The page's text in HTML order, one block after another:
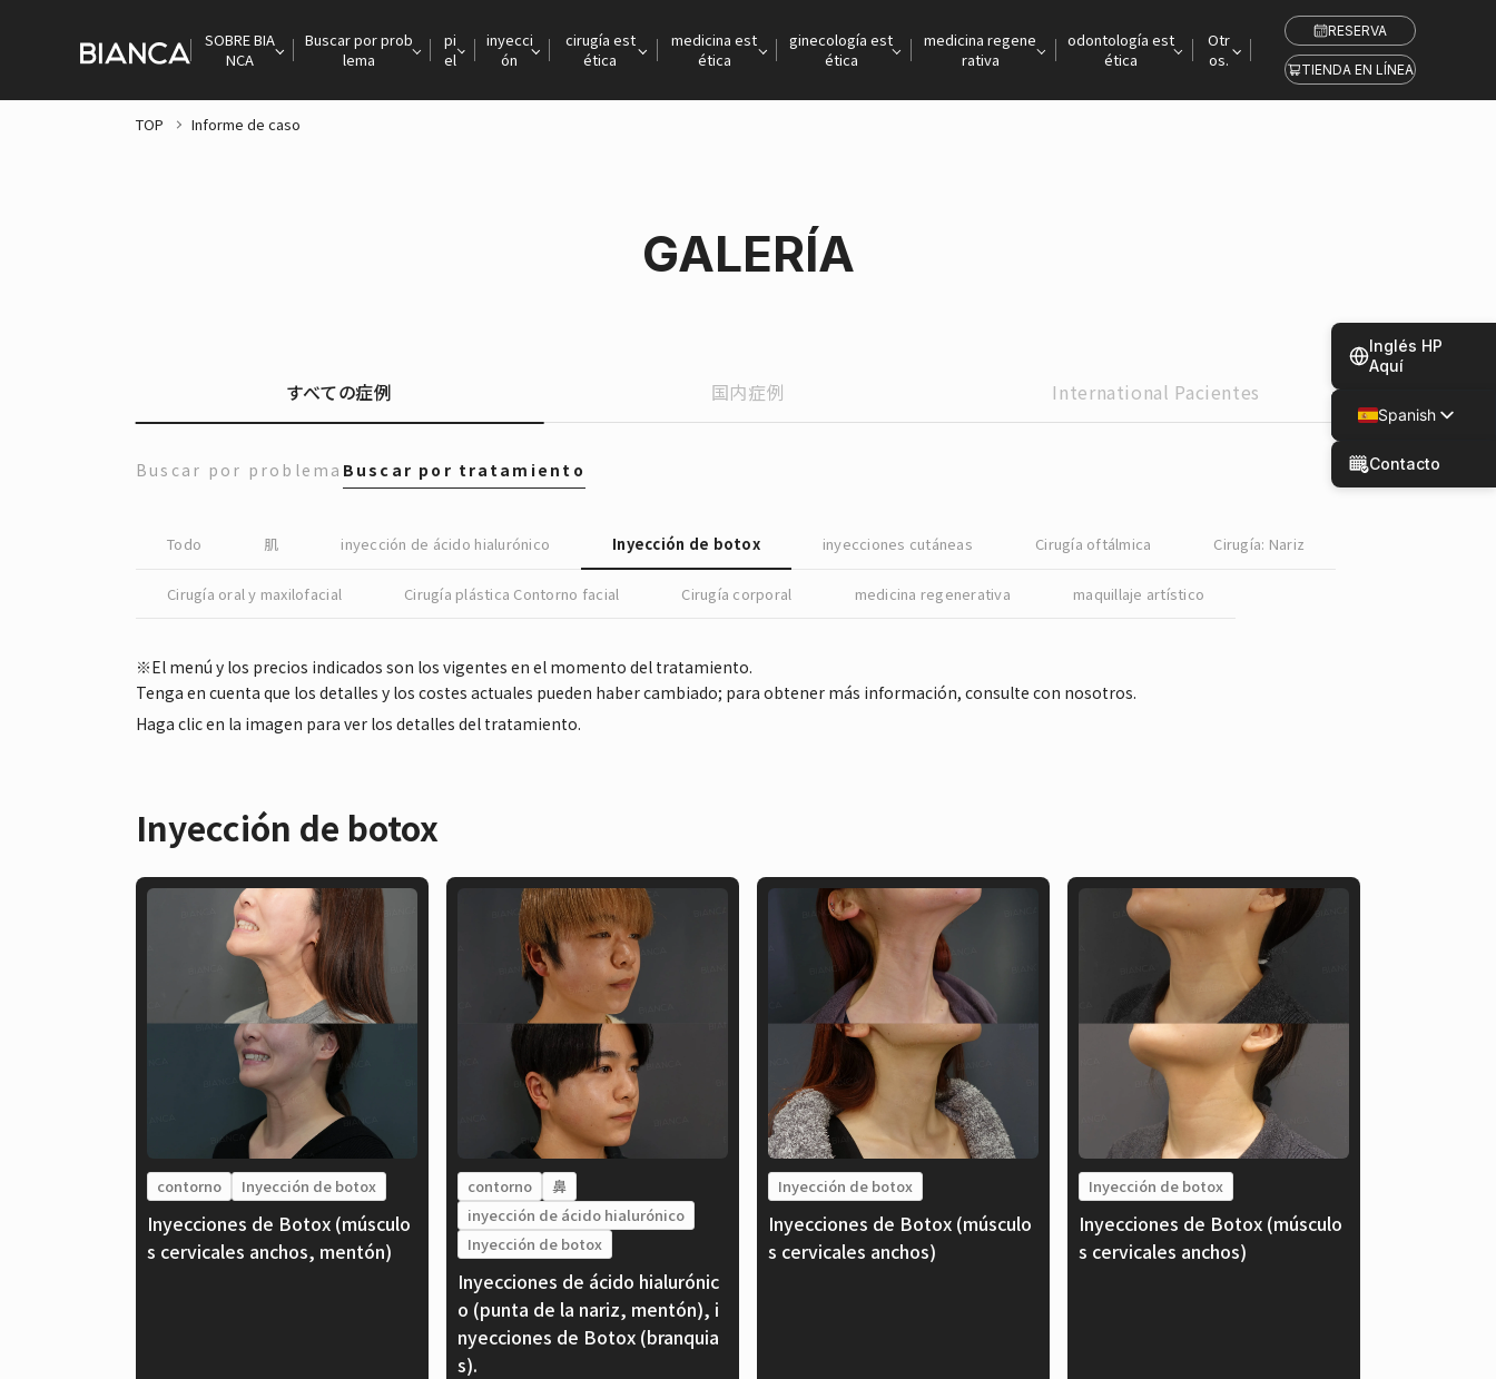
SOBRE BIA
NCA
Buscar por prob
lema
pi
el
inyecci
ón
cirugía est
ética
medicina est
ética
ginecología est
ética
medicina regene
rativa
odontología est
ética
Otr
os.
RESERVA
TIENDA EN LÍNEA
TOP Informe de caso
GALERÍA
すべての症例 国内症例 International Pacientes
Buscar por problema Buscar por tratamiento
Todo 肌 inyección de ácido hialurónico Inyección de botox inyecciones cutáneas Cirugía oftálmica Cirugía: Nariz
Cirugía oral y maxilofacial Cirugía plástica Contorno facial Cirugía corporal medicina regenerativa maquillaje artístico
※El menú y los precios indicados son los vigentes en el momento del tratamiento.
Tenga en cuenta que los detalles y los costes actuales pueden haber cambiado; para obtener más información, consulte con nosotros.
Haga clic en la imagen para ver los detalles del tratamiento.
Inyección de botox
contorno Inyección de botox
Inyecciones de Botox (músculo
s cervicales anchos, mentón)
contorno
鼻
inyección de ácido hialurónico
Inyección de botox
Inyecciones de ácido hialurónic
o (punta de la nariz, mentón), i
nyecciones de Botox (branquia
s).
Inyección de botox
Inyecciones de Botox (músculo
s cervicales anchos)
Inyección de botox
Inyecciones de Botox (músculo
s cervicales anchos)
Inglés HP
Aquí
Spanish
Chinese
Contacto